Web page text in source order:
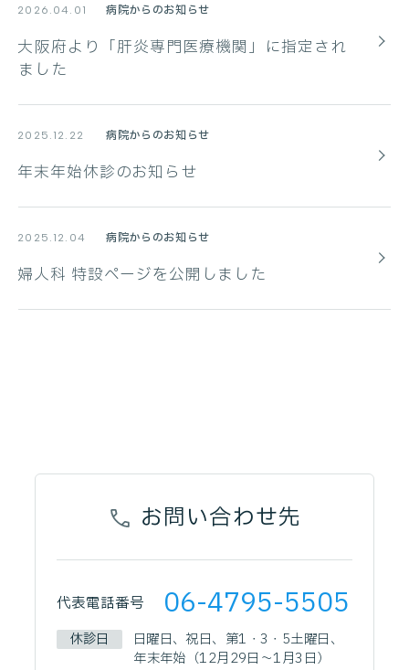
2026.04.01 病院からのお知らせ
大阪府より「肝炎専門医療機関」に指定され
ました
2025.12.22 病院からのお知らせ
年末年始休診のお知らせ
2025.12.04 病院からのお知らせ
婦人科 特設ページを公開しました
お問い合わせ先
代表電話番号 06-4795-5505
休診日
日曜日、祝日、第1・3・5土曜日、
年末年始（12月29日～1月3日）